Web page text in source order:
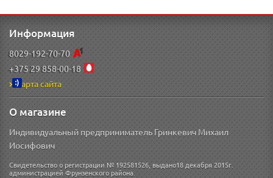
Информация
8029-192-70-70
+375 29 858-00-18
Карта сайта
О магазине
Индивидуальный предприниматель Гринкевич Михаил
Иосифович
Свидетельство о регистрации № 192581526, выдано18 декабря 2015г.
администрацией Фрунзенского района.